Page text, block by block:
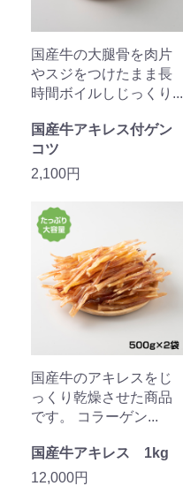
国産牛の大腿骨を肉片
やスジをつけたまま長
時間ボイルしじっくり...
国産牛アキレス付ゲン
コツ
2,100円
国産牛のアキレスをじ
っくり乾燥させた商品
です。 コラーゲン...
国産牛アキレス 1kg
12,000円